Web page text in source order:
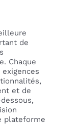
de
Chaque
et de
plateforme